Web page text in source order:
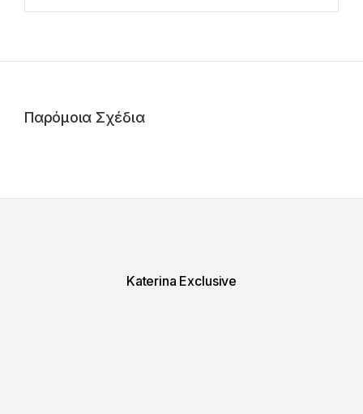
Παρόμοια Σχέδια
Katerina Exclusive